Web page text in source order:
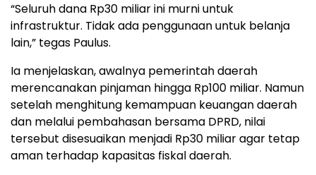
“Seluruh dana Rp30 miliar ini murni untuk
infrastruktur. Tidak ada penggunaan untuk belanja
lain,” tegas Paulus.
Ia menjelaskan, awalnya pemerintah daerah
merencanakan pinjaman hingga Rp100 miliar. Namun
setelah menghitung kemampuan keuangan daerah
dan melalui pembahasan bersama DPRD, nilai
tersebut disesuaikan menjadi Rp30 miliar agar tetap
aman terhadap kapasitas fiskal daerah.